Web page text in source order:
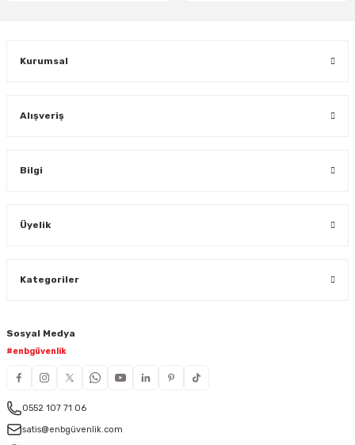
Kurumsal
Alışveriş
Bilgi
Üyelik
Kategoriler
Sosyal Medya
#enbgüvenlik
0552 107 71 06
satis@enbgüvenlik.com